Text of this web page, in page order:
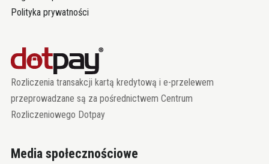
Polityka prywatności
Rozliczenia transakcji kartą kredytową i e-przelewem
przeprowadzane są za pośrednictwem Centrum
Rozliczeniowego Dotpay
Media społecznościowe